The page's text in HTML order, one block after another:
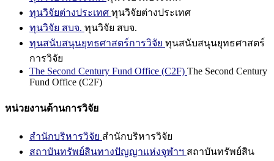
ทุนวิจัยต่างประเทศ ทุนวิจัยต่างประเทศ
ทุนวิจัย สบจ. ทุนวิจัย สบจ.
ทุนสนับสนุนยุทธศาสตร์การวิจัย ทุนสนับสนุนยุทธศาสตร์
การวิจัย
The Second Century Fund Office (C2F) The Second Century
Fund Office (C2F)
หน่วยงานด้านการวิจัย
สำนักบริหารวิจัย สำนักบริหารวิจัย
สถาบันทรัพย์สินทางปัญญาแห่งจุฬาฯ สถาบันทรัพย์สิน